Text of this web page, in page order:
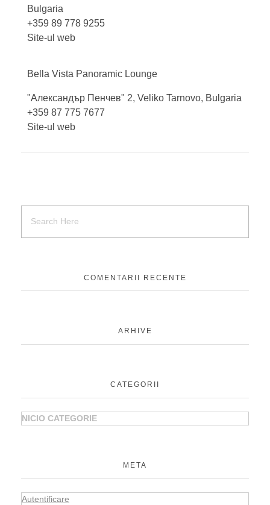
Bulgaria
+359 89 778 9255
Site-ul web
Bella Vista Panoramic Lounge
"Александър Пенчев" 2, Veliko Tarnovo, Bulgaria
+359 87 775 7677
Site-ul web
COMENTARII RECENTE
ARHIVE
CATEGORII
NICIO CATEGORIE
META
Autentificare